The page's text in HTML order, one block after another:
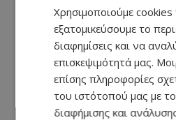
Χρησιμοποιούμε cookies
εξατομικεύσουμε το
διαφημίσεις και να
επισκεψιμότητά μας.
επίσης πληροφορίες
του ιστότοπού μας με
διαφήμισης και